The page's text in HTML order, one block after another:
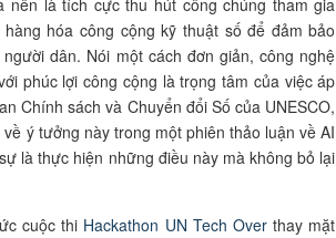
nên là tích cực thu hút công chúng tham gia
hóa công cộng kỹ thuật số để đảm bảo
dân. Nói một cách đơn giản, công nghệ
phúc lợi công cộng là trọng tâm của việc áp
Chính sách và Chuyển đổi Số của UNESCO,
ý tưởng này trong một phiên thảo luận về AI
là thực hiện những điều này mà không bỏ lại
cuộc thi Hackathon UN Tech Over thay mặt